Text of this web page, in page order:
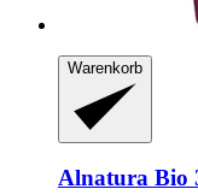
Warenkorb
Alnatura Bio